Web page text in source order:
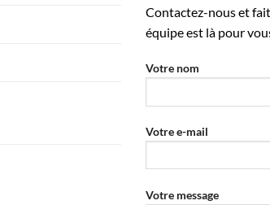
Contactez-nous et
équipe est là pour
Votre nom
Votre e-mail
Votre message